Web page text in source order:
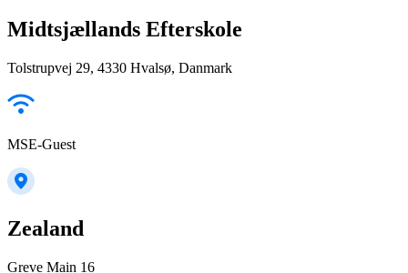
Midtsjællands Efterskole
Tolstrupvej 29, 4330 Hvalsø, Danmark
MSE-Guest
Zealand
Greve Main 16